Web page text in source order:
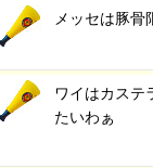
メッセは豚
ワイはカステ
たいわぁ